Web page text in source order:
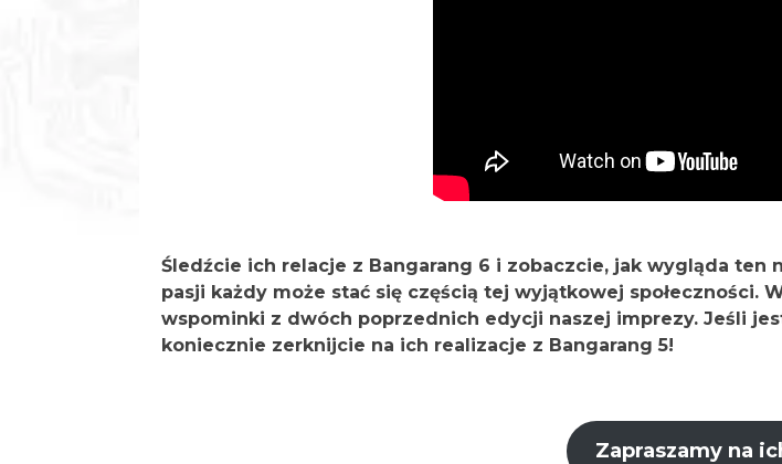
Śledźcie ich relacje z Bangarang 6 i zobaczcie, jak wygląda
pasji każdy może stać się częścią tej wyjątkowej społeczności.
wspominki z dwóch poprzednich edycji naszej imprezy. Jeśli
koniecznie zerknijcie na ich realizacje z Bangarang 5!
Zapraszamy na